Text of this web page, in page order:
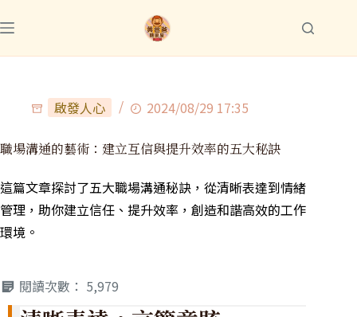
啟發人心 2024/08/29 17:35
職場溝通的藝術：建立互信與提升效率的五大秘訣
這篇文章探討了五大職場溝通秘訣，從清晰表達到情緒
管理，助你建立信任、提升效率，創造和諧高效的工作
環境。
閱讀次數： 5,979